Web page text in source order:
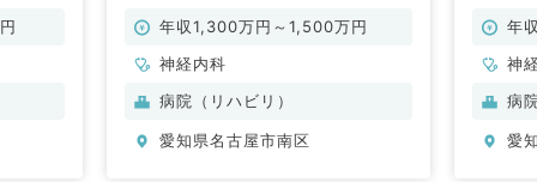
年収1,300万円～1,500万円
神経内科
病院（リハビリ）
愛知県名古屋市南区
年
神
病
愛